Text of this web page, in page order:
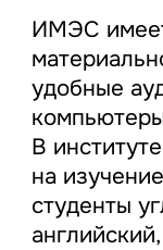
ИМЭС
удобные
В
на
студенты